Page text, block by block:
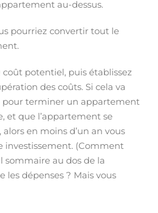
au-dessus.
pourriez convertir tout le
potentiel, puis établissez
des coûts. Si cela va
pour terminer un appartement
et que l’appartement se
en moins d’un an vous
investissement. (Comment
sommaire au dos de la
les dépenses ? Mais vous